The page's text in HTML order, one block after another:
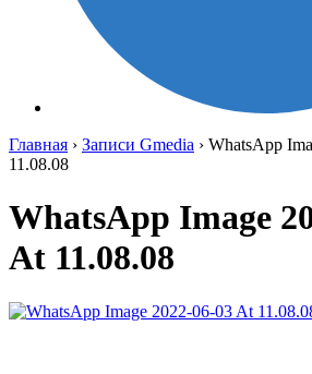
Главная › Записи Gmedia › WhatsApp
11.08.08
WhatsApp Image
At 11.08.08